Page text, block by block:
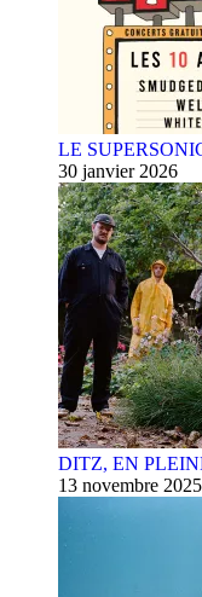
LE
30 janvier 2026
DITZ, EN
13 novembre 2025